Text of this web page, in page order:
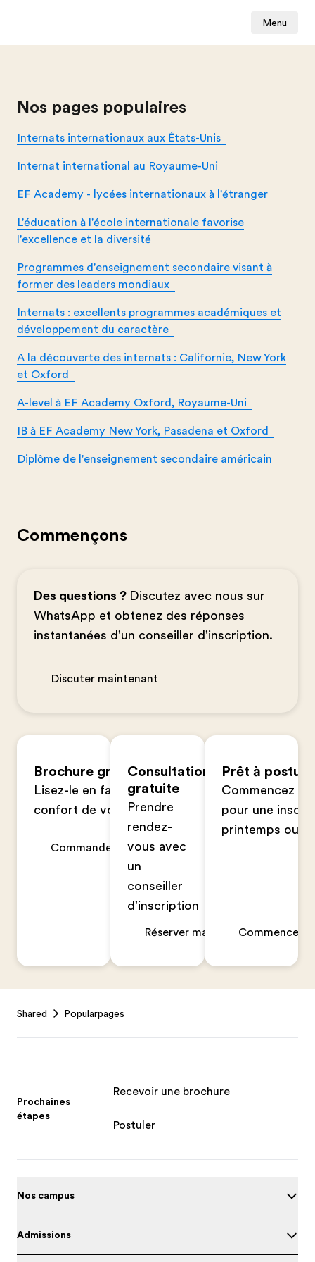
Menu
Nos pages populaires
Internats internationaux aux États-Unis
Internat international au Royaume-Uni
EF Academy - lycées internationaux à l'étranger
L'éducation à l'école internationale favorise
l'excellence et la diversité
Programmes d'enseignement secondaire visant à
former des leaders mondiaux
Internats : excellents programmes académiques et
développement du caractère
A la découverte des internats : Californie, New York
et Oxford
A-level à EF Academy Oxford, Royaume-Uni
IB à EF Academy New York, Pasadena et Oxford
Diplôme de l'enseignement secondaire américain
Commençons
Des questions ? Discutez avec nous sur
WhatsApp et obtenez des réponses
instantanées d'un conseiller d'inscription.
Discuter maintenant
Brochure gratuite
Lisez-le en famille dans le
confort de votre foyer
Commander maintenant
Consultation
gratuite
Prendre
rendez-
vous avec
un
conseiller
d'inscription
Réserver maintenant
Prêt à
Commencez
pour une
printemps ou à
Commencer
Shared Popularpages
Prochaines
étapes
Recevoir une brochure
Postuler
Nos campus
Admissions